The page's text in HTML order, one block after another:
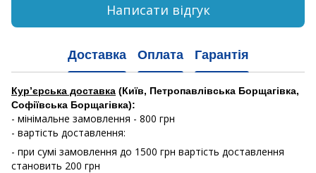
Написати відгук
Доставка Оплата Гарантія
Кур’єрська доставка (Київ, Петропавлівська Борщагівка,
Софіївська Борщагівка):
- мінімальне замовлення - 800 грн
- вартість доставлення:
- при сумі замовлення до 1500 грн вартість доставлення
становить 200 грн